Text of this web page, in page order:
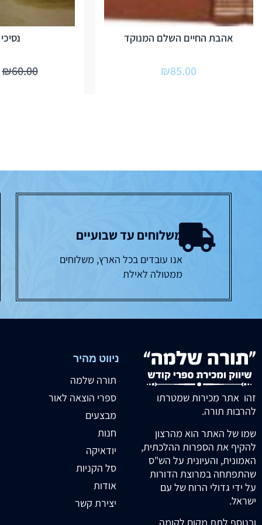
אהבת החיים השלם המנוקד
₪85.00
₪60.00
משלוחים עד שבועיים
אנו עובדים בכל הארץ, משלוחים
ממטולה לאילת
זהו אתר מכירות שמטרתו
להרבות תורה.
שמו של האתר הוא מהרצון
להקיף את הספרות ההלכתית,
האמונית, והעיונית על הש"ס
שהתפתחה במרוצת הדורות
על ידי גדולי הרוח של עם
ישראל.
ניווט מהיר
תורה שלמה
ספרי הוצאה לאור
מבצעים
חנות
יודאיקה
סל הקניות
אודות
יצירת קשר